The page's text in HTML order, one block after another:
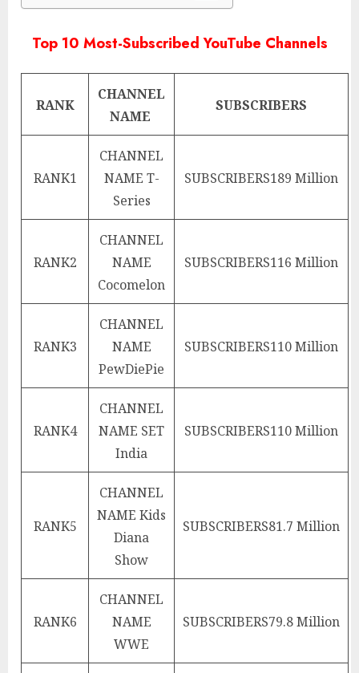
Top 10 Most-Subscribed YouTube Channels
RANK
CHANNEL
NAME
SUBSCRIBERS
RANK1
CHANNEL
NAME T-
Series
SUBSCRIBERS189 Million
RANK2
CHANNEL
NAME
Cocomelon
SUBSCRIBERS116 Million
RANK3
CHANNEL
NAME
PewDiePie
SUBSCRIBERS110 Million
RANK4
CHANNEL
NAME SET
India
SUBSCRIBERS110 Million
RANK5
CHANNEL
NAME Kids
Diana
Show
SUBSCRIBERS81.7 Million
RANK6
CHANNEL
NAME
WWE
SUBSCRIBERS79.8 Million